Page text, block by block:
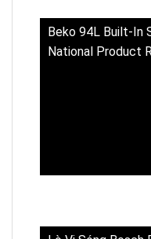
Beko 94L Built-In
National Product